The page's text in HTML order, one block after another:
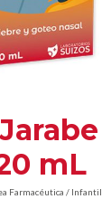
mL
Farmacéutica / Infantil